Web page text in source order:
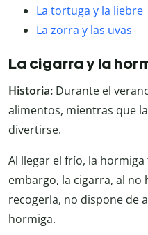
La tortuga y la liebre
La zorra y las uvas
La cigarra y la
Historia: Durante el
alimentos, mientras que
divertirse.
Al llegar el frío, la
embargo, la cigarra, al no
recogerla, no dispone de
hormiga.